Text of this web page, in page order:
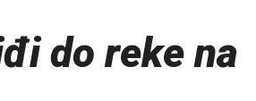
do reke na